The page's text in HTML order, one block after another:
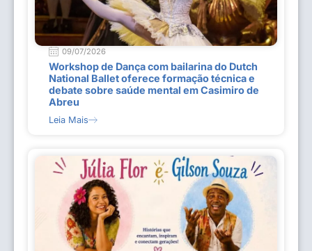
09/07/2026
Workshop de Dança com bailarina do Dutch
National Ballet oferece formação técnica e
debate sobre saúde mental em Casimiro de
Abreu
Leia Mais